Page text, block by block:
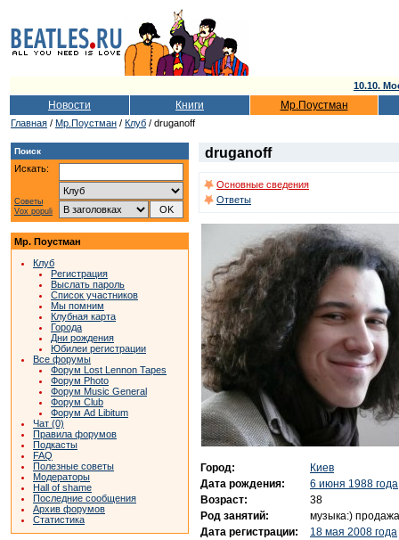
10.10.
Новости Книги Мр.Поустман
Главная / Мр.Поустман / Клуб / druganoff
Поиск
Искать:
Советы
Vox populi
Мр. Поустман
Клуб
Регистрация
Выслать пароль
Список участников
Мы помним
Клубная карта
Города
Дни рождения
Юбилеи регистрации
Все форумы
Форум Lost Lennon Tapes
Форум Photo
Форум Music General
Форум Club
Форум Ad Libitum
Чат (0)
Правила форумов
Подкасты
FAQ
Полезные советы
Модераторы
Hall of shame
Последние сообщения
Архив форумов
Статистика
druganoff
Основные сведения
Ответы
Город:
Киев
Дата рождения:
6 июня 1988 года
Возраст:
38
Род занятий:
музыка:)
Дата регистрации:
18 мая 2008 года